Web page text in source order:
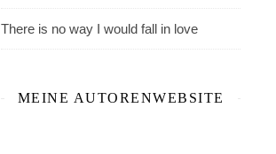
There is no way I would fall in love
MEINE AUTORENWEBSITE